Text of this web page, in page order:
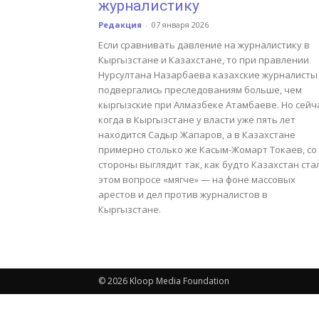
журналистику
Редакция - 07 января 2026
Если сравнивать давление на журналистику в
Кыргызстане и Казахстане, то при правлении
Нурсултана Назарбаева казахские журналисты
подвергались преследованиям больше, чем
кыргызские при Алмазбеке Атамбаеве. Но
когда в Кыргызстане у власти уже пять лет
находится Садыр Жапаров, а в Казахстане
примерно столько же Касым-Жомарт Токаев, со
стороны выглядит так, как будто Казахстан
этом вопросе «мягче» — на фоне массовых
арестов и дел против журналистов в
Кыргызстане.
© 2026 Kloop Media Foundation